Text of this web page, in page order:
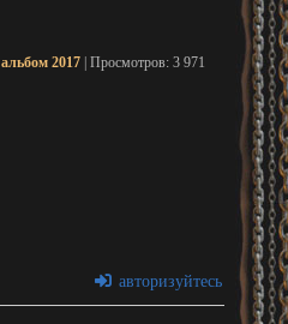
альбом 2017 | Просмотров: 3 971
авторизуйтесь